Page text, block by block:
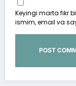
Keyingi marta fikr
ismim, email va